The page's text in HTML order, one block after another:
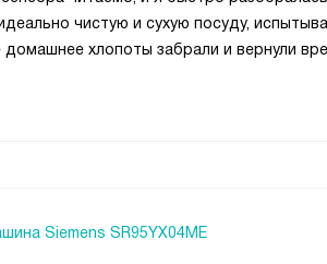
чистую и сухую посуду,
хлопоты забрали и вернули
Siemens SR95YX04ME